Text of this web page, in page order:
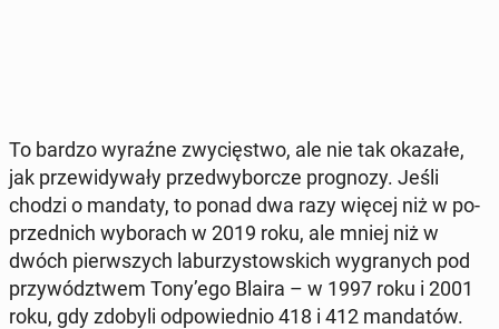
To bardzo wyraźne zwy­cię­stwo, ale nie tak okazałe,
jak prze­wi­dy­wa­ły przed­wy­bor­cze pro­gno­zy. Jeśli
chodzi o mandaty, to ponad dwa razy więcej niż w po­
przed­nich wy­bo­rach w 2019 roku, ale mniej niż w
dwóch pierw­szych la­bu­rzy­stow­skich wy­gra­nych pod
przy­wódz­twem Tony’ego Blaira – w 1997 roku i 2001
roku, gdy zdobyli od­po­wied­nio 418 i 412 man­da­tów.